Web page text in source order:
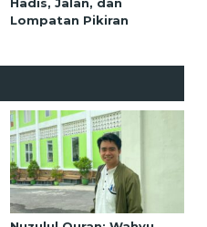
Lompatan Pikiran